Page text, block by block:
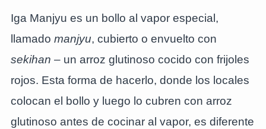
Iga Manjyu es un bollo al vapor especial,
llamado manjyu, cubierto o envuelto con
sekihan – un arroz glutinoso cocido con frijoles
rojos. Esta forma de hacerlo, donde los locales
colocan el bollo y luego lo cubren con arroz
glutinoso antes de cocinar al vapor, es diferente